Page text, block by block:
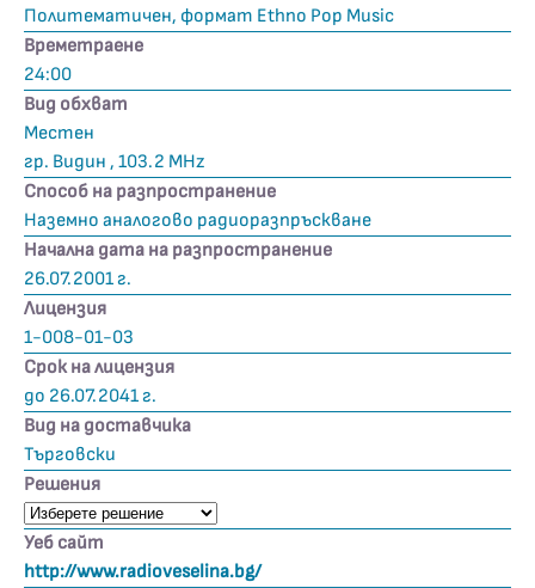
Политематичен, формат Ethno Pop Music
Времетраене
24:00
Вид обхват
Местен
гр. Видин , 103.2 MHz
Способ на разпространение
Наземно аналогово радиоразпръскване
Начална дата на разпространение
26.07.2001 г.
Лицензия
1-008-01-03
Срок на лицензия
до 26.07.2041 г.
Вид на доставчика
Търговски
Решения
Уеб сайт
http://www.radioveselina.bg/